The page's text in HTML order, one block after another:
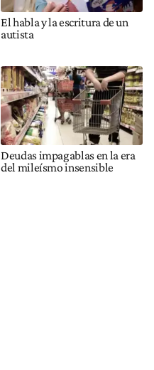
El habla y la escritura de un
autista
Deudas impagablas en la era
del mileísmo insensible